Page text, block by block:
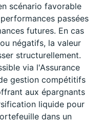
scénario favorable
passées
futures. En cas
négatifs, la valeur
structurellement.
via l'Assurance
gestion compétitifs
aux épargnants
liquide pour
dans un